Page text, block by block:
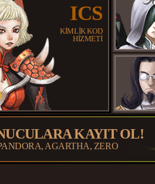
ICS
KİMLİK KOD
HİZMETİ
KAYIT OL!
AGARTHA, ZERO